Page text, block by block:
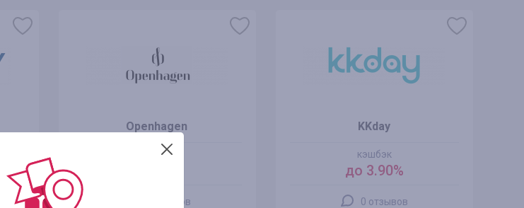
Openhagen
кэшбэк
0 отзывов
KKday
кэшбэк
до 3.90%
0 отзывов